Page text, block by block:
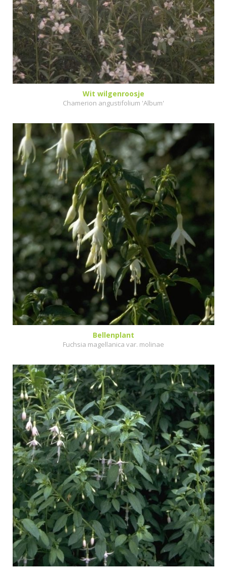
Wit wilgenroosje
Chamerion angustifolium 'Album'
Bellenplant
Fuchsia magellanica var. molinae